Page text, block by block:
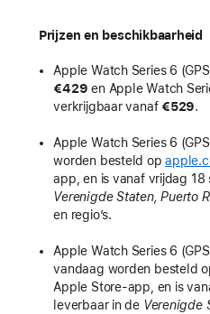
Prijzen en beschikbaarheid
Apple Watch Series 6
€429 en Apple Watch
verkrijgbaar vanaf€529.
Apple Watch Series 6
worden besteld op
app, en is vanaf vrijdag
Verenigde Staten, Puerto
en regio’s.
Apple Watch Series 6
vandaag worden besteld
Apple Store-app, en is
leverbaar in de Verenigde